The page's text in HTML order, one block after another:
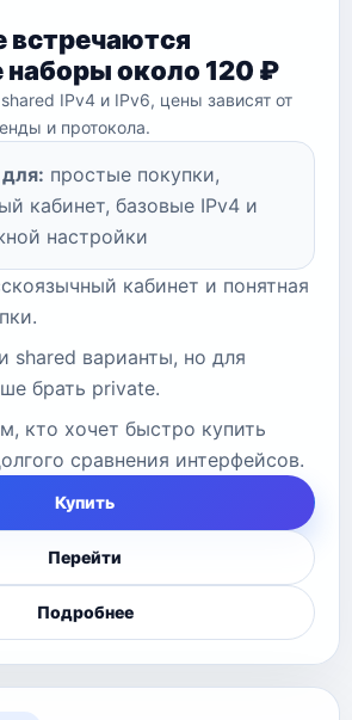
встречаются
наборы около 120 ₽
IPv4 и IPv6, цены зависят от
и протокола.
простые покупки,
кабинет, базовые IPv4 и
настройки
кабинет и понятная
shared варианты, но для
брать private.
кто хочет быстро купить
сравнения интерфейсов.
Купить
Перейти
Подробнее